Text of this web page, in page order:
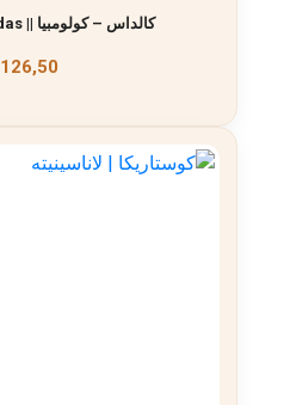
كالداس – كولومبيا || Columbia – Caldas
126,50